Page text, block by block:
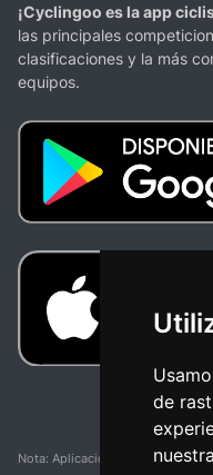
de
¡Cyclingoo es la app
las principales
clasificaciones y la más
equipos.
Nota: Aplicación y web no oficial